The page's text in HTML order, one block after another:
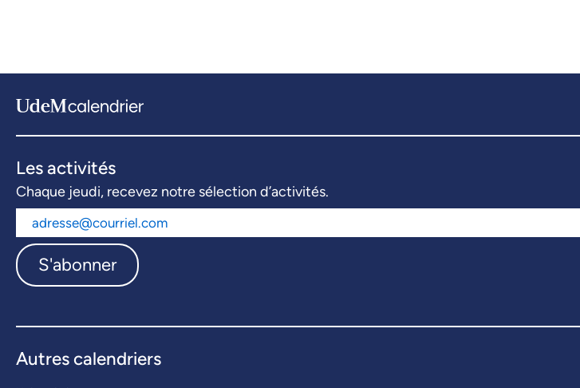
Les activités
Chaque jeudi, recevez notre sélection d’activités.
S'abonner
Autres calendriers